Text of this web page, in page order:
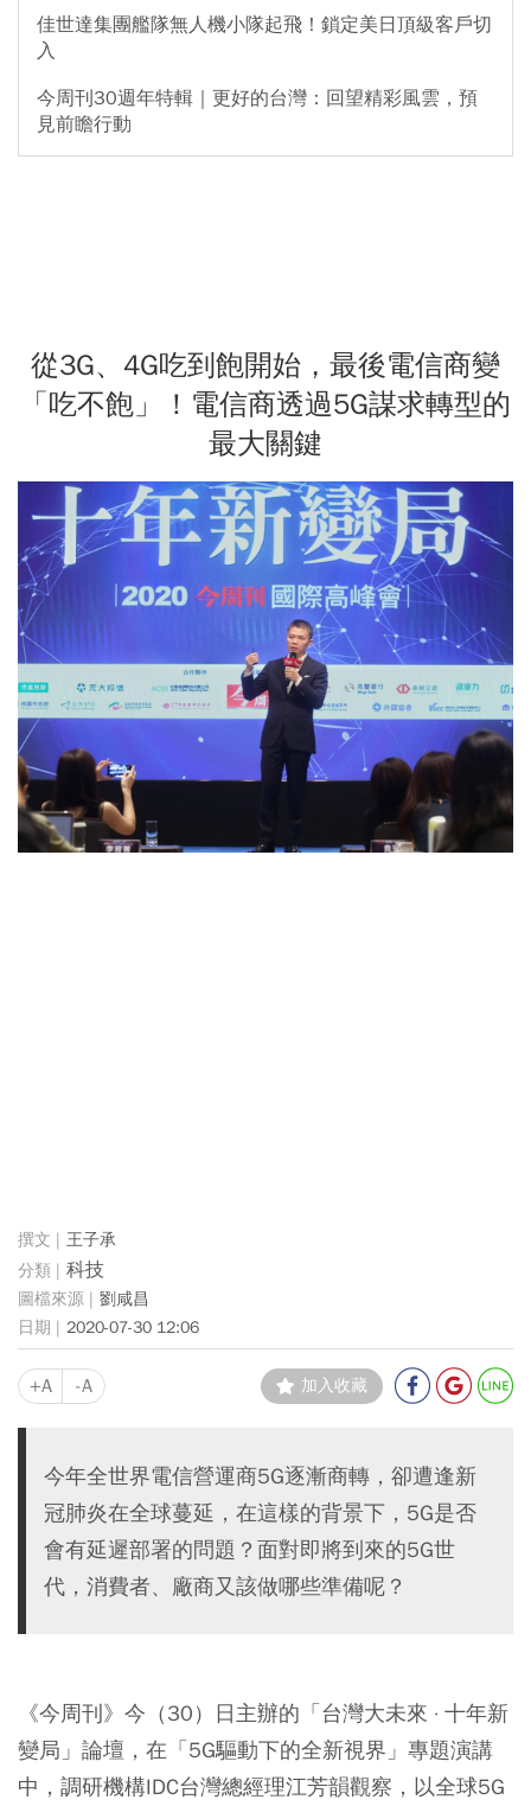
佳世達集團艦隊無人機小隊起飛！鎖定美日頂級客戶切
入
今周刊30週年特輯｜更好的台灣：回望精彩風雲，預
見前瞻行動
從3G、4G吃到飽開始，最後電信商變
「吃不飽」！電信商透過5G謀求轉型的
最大關鍵
王子承
科技
劉咸昌
2020-07-30 12:06
+A -A 加入收藏
今年全世界電信營運商5G逐漸商轉，卻遭逢新
冠肺炎在全球蔓延，在這樣的背景下，5G是否
會有延遲部署的問題？面對即將到來的5G世
代，消費者、廠商又該做哪些準備呢？
《今周刊》今（30）日主辦的「台灣大未來 · 十年新
變局」論壇，在「5G驅動下的全新視界」專題演講
中，調研機構IDC台灣總經理江芳韻觀察，以全球5G